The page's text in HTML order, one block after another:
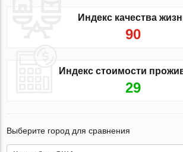
Индекс качества
90
Индекс стоимости
29
Выберите город для сравнения